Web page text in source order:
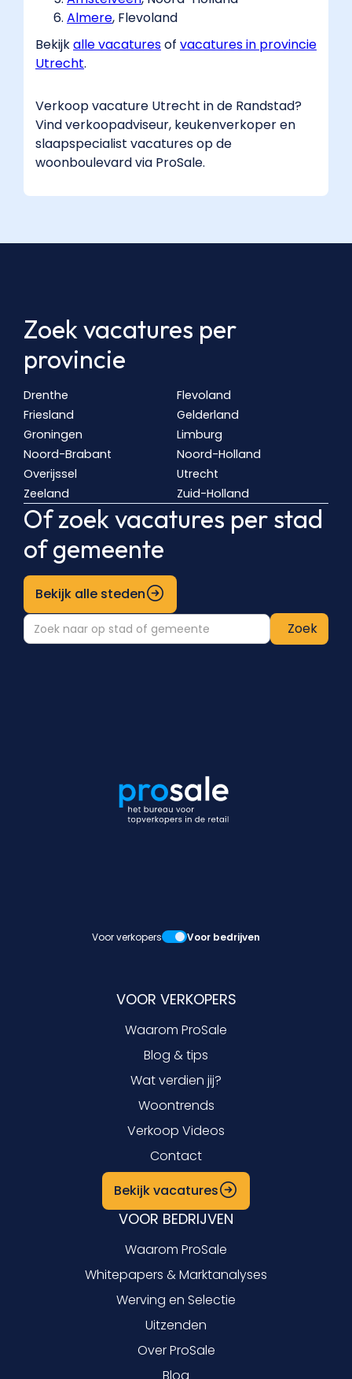
"position":
"name":
"Vacatures",
"https://www.pro-
sale.nl/verkopers/vacatures"
3,
"https://www.pro-
sale.nl/steden/utrecht"
Almere​, Flevoland
Bekijkalle vacatures​ of vacatures in provincie
Utrecht​.
Verkoop vacature Utrecht in de Randstad?
Vind verkoopadviseur, keukenverkoper en
slaapspecialist vacatures op de
woonboulevard via ProSale.
Zoek vacatures per
provincie
Drenthe
Flevoland
Friesland
Gelderland
Groningen
Limburg
Noord-Brabant
Noord-Holland
Overijssel
Utrecht
Zeeland
Zuid-Holland
Of zoek vacatures per stad
of gemeente
Bekijk alle steden
Voor verkopers Voor bedrijven
VOOR VERKOPERS
Waarom ProSale
Blog & tips
Wat verdien jij?
Woontrends
Verkoop Videos
Contact
Bekijk vacatures
VOOR BEDRIJVEN
Waarom ProSale
Whitepapers & Marktanalyses
Werving en Selectie
Uitzenden
Over ProSale